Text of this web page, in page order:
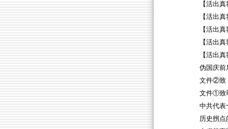
【活出
【活出
【活出
【活出
【活出
伪国庆前
文件②致
文件①致
中共代表
历史拐点